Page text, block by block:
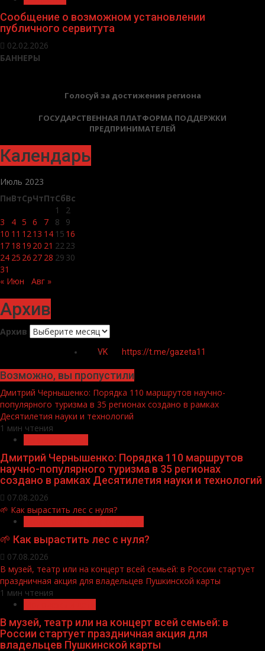
Сообщение о возможном установлении
публичного сервитута
02.02.2026
БАННЕРЫ
Голосуй за достижения региона
ГОСУДАРСТВЕННАЯ ПЛАТФОРМА ПОДДЕРЖКИ
ПРЕДПРИНИМАТЕЛЕЙ
Календарь
Июль 2023
ПнВтСрЧтПтСбВс
1
2
3
4 5 6 7 8
9
10 11 1213 14 15 16
17 18 19 20 21 2223
24 25 26 27 28 29 30
31
« Июн
Авг »
Архив
Архив
VK https://t.me/gazeta11
Возможно, вы пропустили
Дмитрий Чернышенко: Порядка 110 маршрутов научно-
популярного туризма в 35 регионах создано в рамках
Десятилетия науки и технологий
1 мин чтения
Дмитрий Чернышенко: Порядка 110 маршрутов
научно-популярного туризма в 35 регионах
создано в рамках Десятилетия науки и технологий
07.08.2026
🌱 Как вырастить лес с нуля?
🌱 Как вырастить лес с нуля?
07.08.2026
В музей, театр или на концерт всей семьей: в России стартует
праздничная акция для владельцев Пушкинской карты
1 мин чтения
В музей, театр или на концерт всей семьей: в
России стартует праздничная акция для
владельцев Пушкинской карты